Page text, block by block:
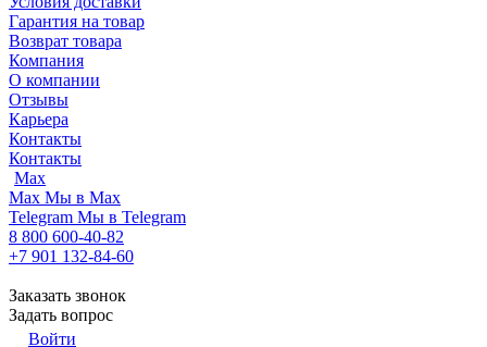
Гарантия на товар
Возврат товара
Компания
О компании
Отзывы
Карьера
Контакты
Контакты
Max
Max Мы в Max
Telegram Мы в Telegram
8 800 600-40-82
+7 901 132-84-60
Заказать звонок
Задать вопрос
Войти